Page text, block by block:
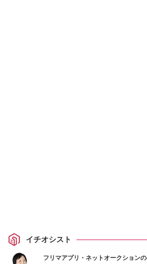
イチオシスト
フリマアプリ・ネットオークション